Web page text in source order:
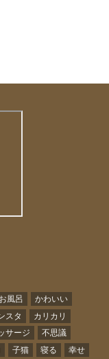
お風呂
かわいい
スタ
カリカリ
サージ
不思議
子猫 寝る
幸せ